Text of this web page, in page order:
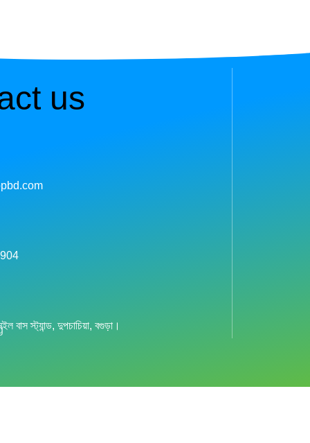
us
বাস স্ট্যান্ড, দুপচাচিয়া, বগুড়া।